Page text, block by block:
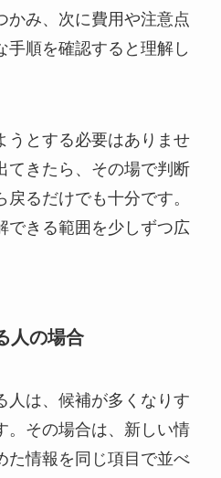
かみ、次に費用や注意点
手順を確認すると理解し
うとする必要はありませ
てきたら、その場で判断
るだけでも十分です。
できる範囲を少しずつ広
人の場合
人は、候補が多くなりす
。その場合は、新しい情
た情報を同じ項目で並べ